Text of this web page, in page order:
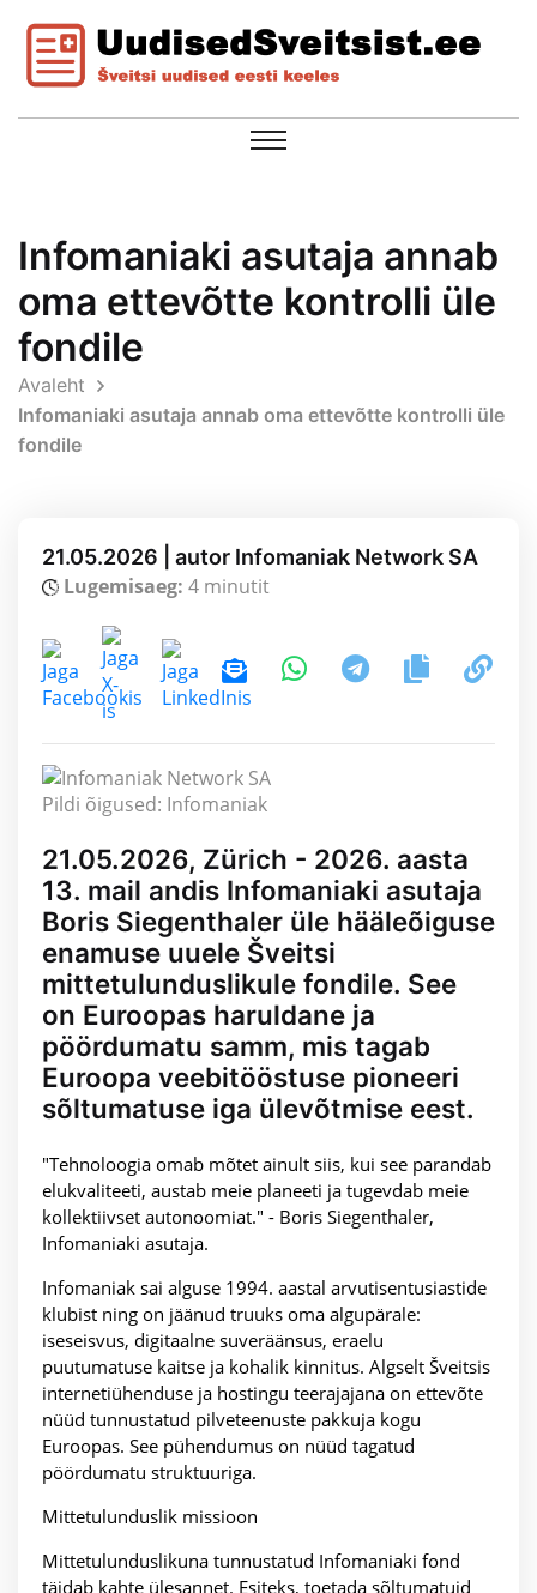
Infomaniaki asutaja annab
oma ettevõtte kontrolli üle
fondile
Avaleht
Infomaniaki asutaja annab oma ettevõtte kontrolli üle
fondile
21.05.2026 | autor Infomaniak Network SA
Lugemisaeg: 4 minutit
Pildi õigused: Infomaniak
21.05.2026, Zürich - 2026. aasta
13. mail andis Infomaniaki asutaja
Boris Siegenthaler üle hääleõiguse
enamuse uuele Šveitsi
mittetulunduslikule fondile. See
on Euroopas haruldane ja
pöördumatu samm, mis tagab
Euroopa veebitööstuse pioneeri
sõltumatuse iga ülevõtmise eest.
"Tehnoloogia omab mõtet ainult siis, kui see parandab
elukvaliteeti, austab meie planeeti ja tugevdab meie
kollektiivset autonoomiat." - Boris Siegenthaler,
Infomaniaki asutaja.
Infomaniak sai alguse 1994. aastal arvutisentusiastide
klubist ning on jäänud truuks oma algupärale:
iseseisvus, digitaalne suveräänsus, eraelu
puutumatuse kaitse ja kohalik kinnitus. Algselt Šveitsis
internetiühenduse ja hostingu teerajajana on ettevõte
nüüd tunnustatud pilveteenuste pakkuja kogu
Euroopas. See pühendumus on nüüd tagatud
pöördumatu struktuuriga.
Mittetulunduslik missioon
Mittetulunduslikuna tunnustatud Infomaniaki fond
täidab kahte ülesannet. Esiteks, toetada sõltumatuid